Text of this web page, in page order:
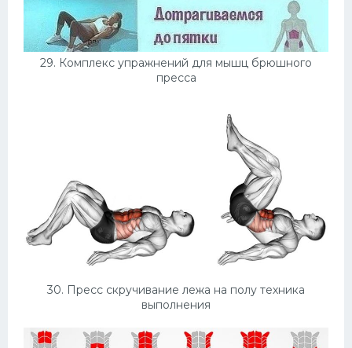
29. Комплекс упражнений для мышц брюшного
пресса
30. Пресс скручивание лежа на полу техника
выполнения